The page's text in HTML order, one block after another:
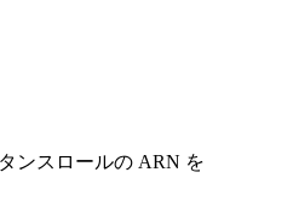
ンスロールの ARN を